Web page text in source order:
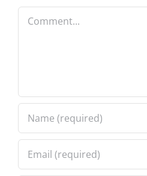
Comment